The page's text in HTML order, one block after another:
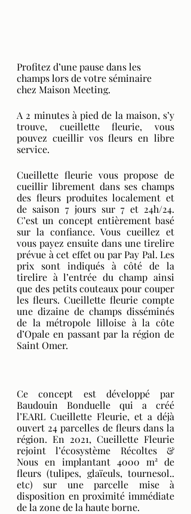
Profitez d’une pause dans les
champs lors de votre séminaire
chez Maison Meeting.
A 2 minutes à pied de la maison, s’y
trouve, cueillette fleurie, vous
pouvez cueillir vos fleurs en libre
service.
Cueillette fleurie vous propose de
cueillir librement dans ses champs
des fleurs produites localement et
de saison 7 jours sur 7 et 24h/24.
C’est un concept entièrement basé
sur la confiance. Vous cueillez et
vous payez ensuite dans une tirelire
prévue à cet effet ou par Pay Pal. Les
prix sont indiqués à côté de la
tirelire à l’entrée du champ ainsi
que des petits couteaux pour couper
les fleurs. Cueillette fleurie compte
une dizaine de champs disséminés
de la métropole lilloise à la côte
d’Opale en passant par la région de
Saint Omer.
Ce concept est développé par
Baudouin Bonduelle qui a créé
l’EARL Cueillette Fleurie, et a déjà
ouvert 24 parcelles de fleurs dans la
région. En 2021, Cueillette Fleurie
rejoint l’écosystème Récoltes &
Nous en implantant 4000 m² de
fleurs (tulipes, glaïeuls, tournesol..
etc) sur une parcelle mise à
disposition en proximité immédiate
de la zone de la haute borne.